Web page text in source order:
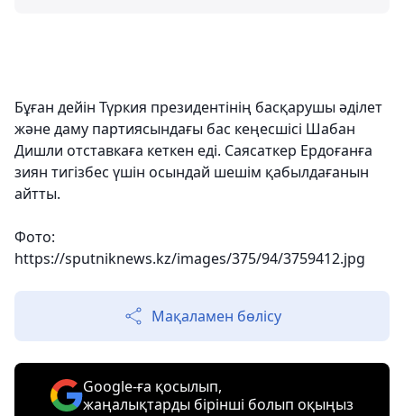
Бұған дейін Түркия президентінің басқарушы әділет
және даму партиясындағы бас кеңесшісі Шабан
Дишли отставкаға кеткен еді. Саясаткер Ердоғанға
зиян тигізбес үшін осындай шешім қабылдағанын
айтты.
Фото:
https://sputniknews.kz/images/375/94/3759412.jpg
Мақаламен бөлісу
Google-ға қосылып,
жаңалықтарды бірінші болып оқыңыз